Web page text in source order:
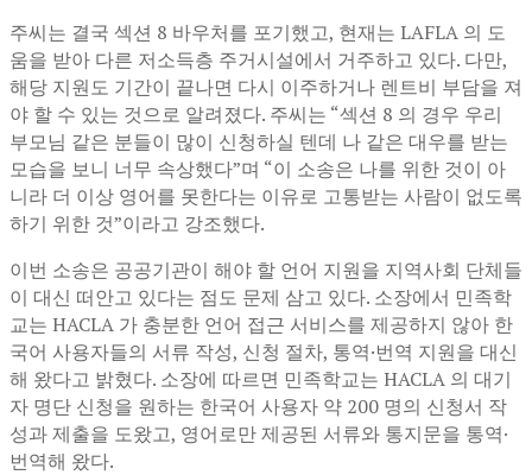
주씨는 결국 섹션 8 바우처를 포기했고, 현재는 LAFLA 의 도
움을 받아 다른 저소득층 주거시설에서 거주하고 있다. 다만,
해당 지원도 기간이 끝나면 다시 이주하거나 렌트비 부담을 져
야 할 수 있는 것으로 알려졌다. 주씨는 “섹션 8 의 경우 우리
부모님 같은 분들이 많이 신청하실 텐데 나 같은 대우를 받는
모습을 보니 너무 속상했다”며 “이 소송은 나를 위한 것이 아
니라 더 이상 영어를 못한다는 이유로 고통받는 사람이 없도록
하기 위한 것”이라고 강조했다.
이번 소송은 공공기관이 해야 할 언어 지원을 지역사회 단체들
이 대신 떠안고 있다는 점도 문제 삼고 있다. 소장에서 민족학
교는 HACLA 가 충분한 언어 접근 서비스를 제공하지 않아 한
국어 사용자들의 서류 작성, 신청 절차, 통역·번역 지원을 대신
해 왔다고 밝혔다. 소장에 따르면 민족학교는 HACLA 의 대기
자 명단 신청을 원하는 한국어 사용자 약 200 명의 신청서 작
성과 제출을 도왔고, 영어로만 제공된 서류와 통지문을 통역·
번역해 왔다.